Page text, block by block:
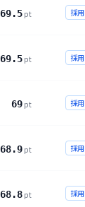
69.5 pt 採用
69.5 pt 採用
69 pt 採用
68.9 pt 採用
68.8 pt 採用